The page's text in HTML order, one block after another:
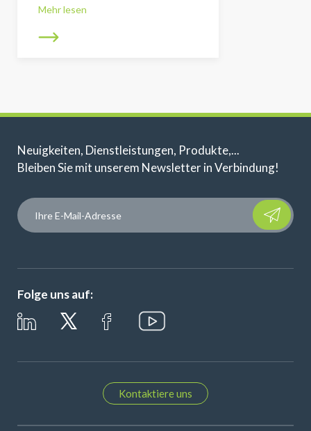
Mehr lesen
Neuigkeiten, Dienstleistungen, Produkte,...
Bleiben Sie mit unserem Newsletter in Verbindung!
Please
Folge uns auf:
Kontaktiere uns